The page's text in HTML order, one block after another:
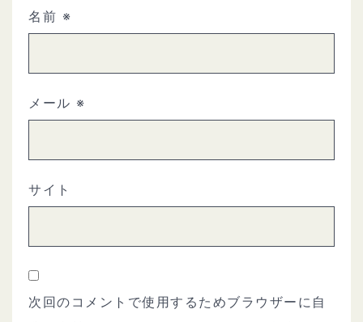
名前 ※
メール ※
サイト
次回のコメントで使用するためブラウザーに自